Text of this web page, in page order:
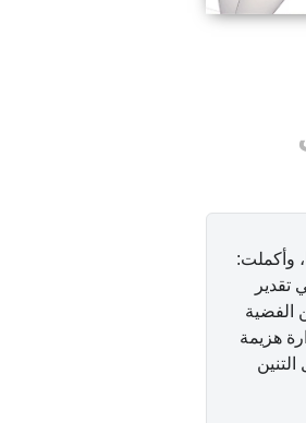
وأكملت:
تقدير
الفضية
هزيمة